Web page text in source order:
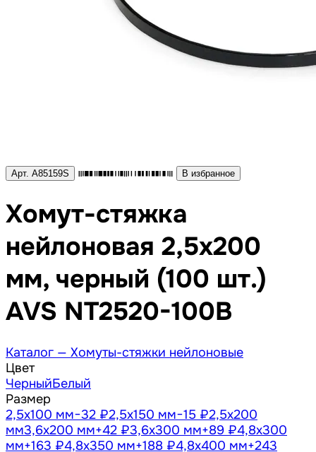
Арт. A85159S В избранное
Хомут-стяжка
нейлоновая 2,5х200
мм, черный (100 шт.)
AVS NT2520-100B
Каталог — Хомуты-стяжки нейлоновые
Цвет
ЧерныйБелый
Размер
2,5х100 мм−32 ₽2,5х150 мм−15 ₽2,5х200
мм3,6х200 мм+42 ₽3,6х300 мм+89 ₽4,8х300
мм+163 ₽4,8х350 мм+188 ₽4,8х400 мм+243